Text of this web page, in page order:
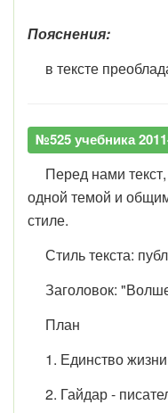
Пояснения:
в тексте
№525 учебника
Перед нами текст,
одной темой и
стиле.
Стиль текста:
Заголовок:
План
1. Единство жизни
2. Гайдар -